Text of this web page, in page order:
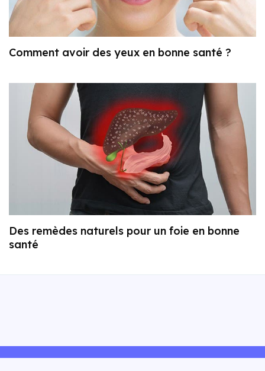
Comment avoir des yeux en bonne santé ?
Des remèdes naturels pour un foie en bonne
santé